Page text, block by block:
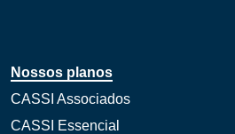
Nossos planos
CASSI Associados
CASSI Essencial